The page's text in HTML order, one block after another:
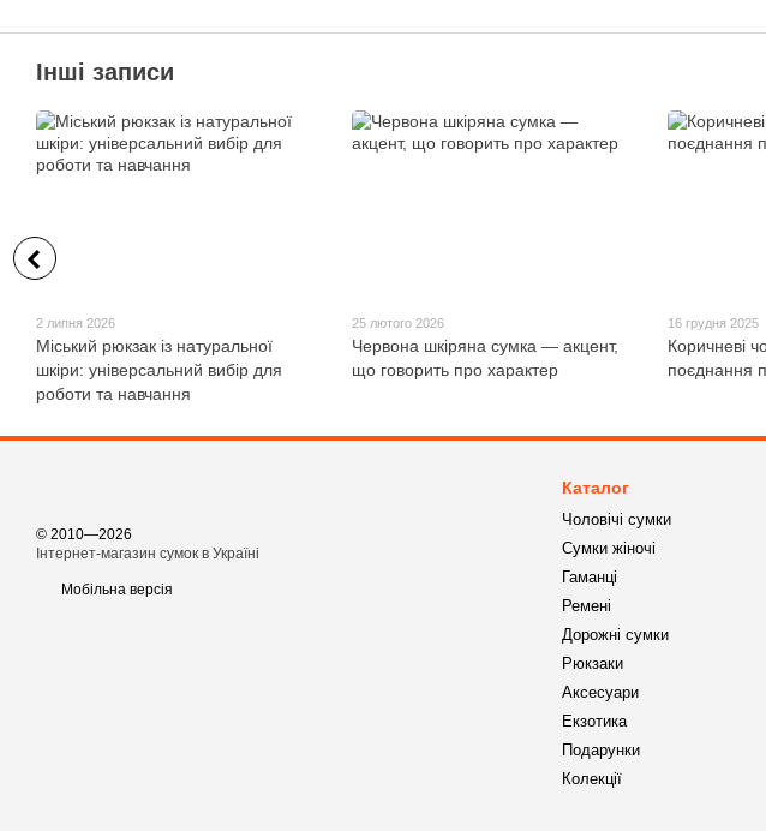
Інші записи
2 липня 2026
Міський рюкзак із натуральної
шкіри: універсальний вибір для
роботи та навчання
25 лютого 2026
Червона шкіряна сумка — акцент,
що говорить про характер
16 грудня 2025
Коричневі
поєднання
© 2010—2026
Інтернет-магазин сумок в Україні
Мобільна версія
Каталог
Чоловічі сумки
Сумки жіночі
Гаманці
Ремені
Дорожні сумки
Рюкзаки
Аксесуари
Екзотика
Подарунки
Колекції